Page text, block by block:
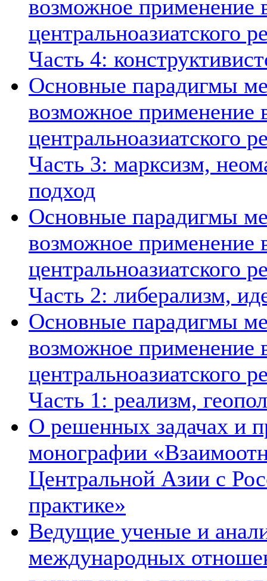
возможное применение
центральноазиатского
Часть 4:
Основные парадигмы
возможное применение
центральноазиатского
Часть 3: марксизм,
подход
Основные парадигмы
возможное применение
центральноазиатского
Часть 2: либерализм,
Основные парадигмы
возможное применение
центральноазиатского
Часть 1: реализм,
О решенных задачах и
монографии
Центральной Азии с
практике»
Ведущие ученые и
международных